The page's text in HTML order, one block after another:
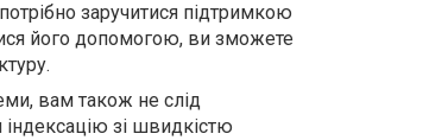
заручитися підтримкою
його допомогою, ви зможете
вам також не слід
зі швидкістю